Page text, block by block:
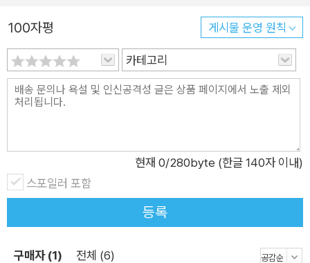
하려 했습니다. 어린이들이 이 책을 보면서 저만큼 멀어진 자연을
100자평 게시물 운영 원칙
카테고리
현재 0/280byte (한글 140자 이내)
스포일러 포함
등록
구매자 (1) 전체 (6)